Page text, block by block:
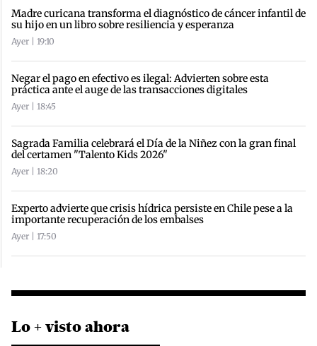
Madre curicana transforma el diagnóstico de cáncer infantil de
su hijo en un libro sobre resiliencia y esperanza
Ayer | 19:10
Negar el pago en efectivo es ilegal: Advierten sobre esta
práctica ante el auge de las transacciones digitales
Ayer | 18:45
Sagrada Familia celebrará el Día de la Niñez con la gran final
del certamen "Talento Kids 2026"
Ayer | 18:20
Experto advierte que crisis hídrica persiste en Chile pese a la
importante recuperación de los embalses
Ayer | 17:50
Lo + visto ahora